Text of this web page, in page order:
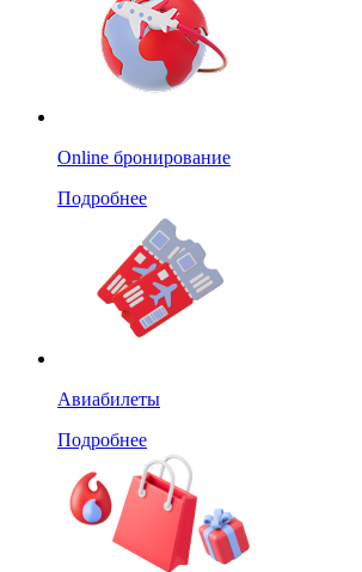
Online бронирование
Подробнее
Авиабилеты
Подробнее